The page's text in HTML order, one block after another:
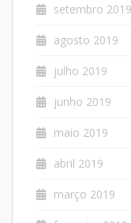
setembro 2019
agosto 2019
julho 2019
junho 2019
maio 2019
abril 2019
março 2019